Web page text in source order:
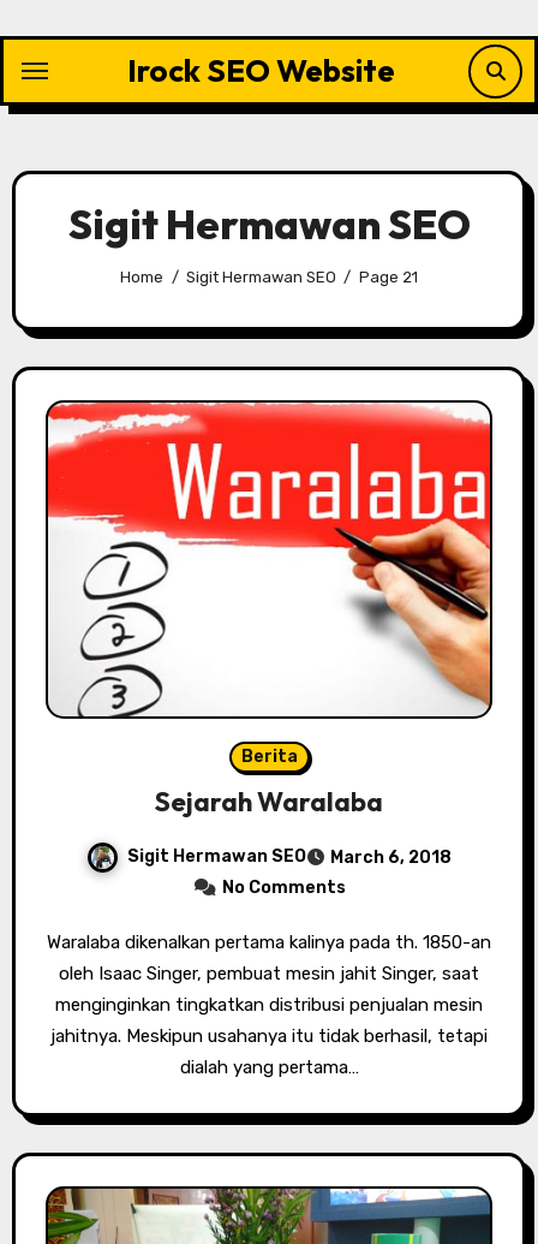
content
Irock SEO Website
Sigit Hermawan SEO
Home Sigit Hermawan SEO Page 21
Berita
Sejarah Waralaba
Sigit Hermawan SEO
March 6, 2018
No Comments
Waralaba dikenalkan pertama kalinya pada th. 1850-an
oleh Isaac Singer, pembuat mesin jahit Singer, saat
menginginkan tingkatkan distribusi penjualan mesin
jahitnya. Meskipun usahanya itu tidak berhasil, tetapi
dialah yang pertama…